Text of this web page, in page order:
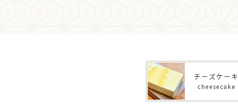
チーズケーキ
cheesecake